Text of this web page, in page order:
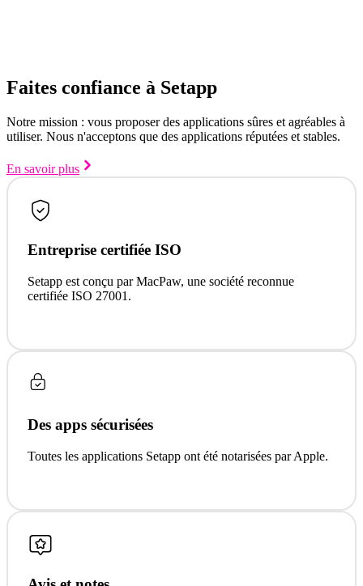
Faites confiance à Setapp
Notre mission : vous proposer des applications sûres et agréables à
utiliser. Nous n'acceptons que des applications réputées et stables.
En savoir plus
Entreprise certifiée ISO
Setapp est conçu par MacPaw, une société reconnue
certifiée ISO 27001.
Des apps sécurisées
Toutes les applications Setapp ont été notarisées par Apple.